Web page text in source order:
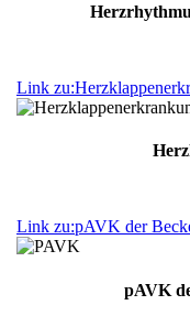
Link
Link zu:pAVK der
pAVK